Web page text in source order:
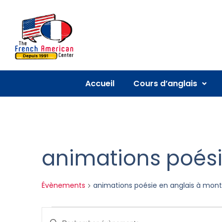
Accueil Cours d’anglais
animations
Évènements animations poésie en anglais à
Recherche
Saisir